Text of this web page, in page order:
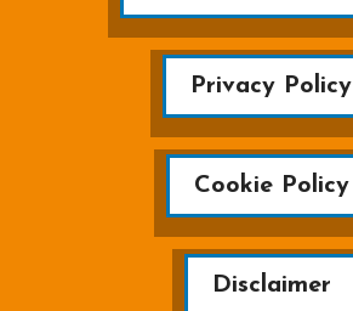
Privacy Policy
Cookie Policy
Disclaimer